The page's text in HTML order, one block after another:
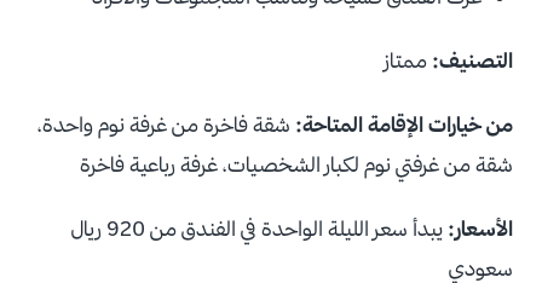
التصنيف: ممتاز
من خيارات الإقامة المتاحة: شقة فاخرة من غرفة نوم واحدة،
شقة من غرفتي نوم لكبار الشخصيات، غرفة رباعية فاخرة
الأسعار:
يبدأ سعر الليلة الواحدة في الفندق من 920 ريال
سعودي